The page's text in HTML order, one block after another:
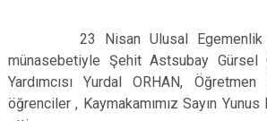
23 Nisan Ulusal Egemenlik ve
münasebetiyle Şehit Astsubay Gürsel
Yardımcısı Yurdal ORHAN,
öğrenciler , Kaymakamımız Sayın Yunus